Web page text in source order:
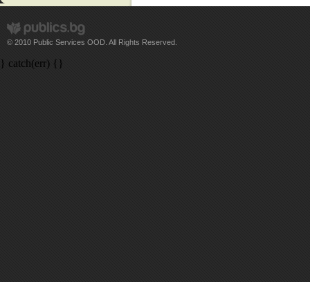
© 2010 Public Services OOD. All Rights Reserved.
} catch(err) {}